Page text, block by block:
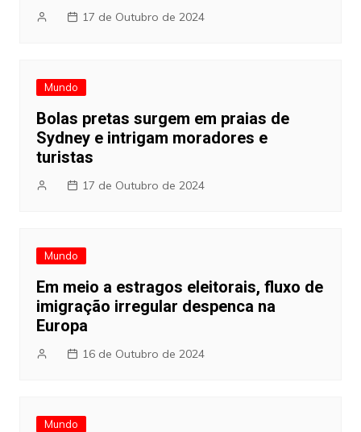
17 de Outubro de 2024
Mundo
Bolas pretas surgem em praias de
Sydney e intrigam moradores e
turistas
17 de Outubro de 2024
Mundo
Em meio a estragos eleitorais, fluxo de
imigração irregular despenca na
Europa
16 de Outubro de 2024
Mundo